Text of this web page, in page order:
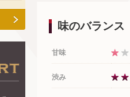
味のバランス
甘味
渋み